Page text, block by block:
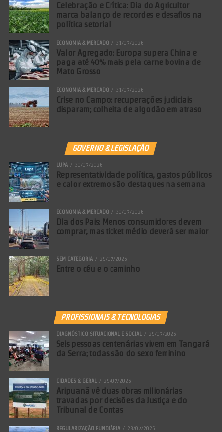
Celebração e Crítica: Dia do Agricultor
marca balanço de recordes e desafios na
política setorial
ECONOMIA & MERCADO 31/07/2026
Valor Agregado: Europa supera China e
paga até 40% mais pela carne bovina de
Mato Grosso
ECONOMIA & MERCADO 31/07/2026
Crise no Campo: recuperações judiciais
disparam; colheita de algodão em atraso
GOVERNO & LEGISLAÇÃO
LUPA 30/07/2026
Representatividade política, gastos públicos
e calor extremo são destaques na semana
ECONOMIA & MERCADO 30/07/2026
Dia dos Pais: Menos consumidores devem
comprar, mas ticket médio deverá ser maior
SEM CATEGORIA 29/07/2026
Entre o céu e o caminho
PROFISSIONAIS & TECNOLOGIAS
DIAGNÓSTICO SITUACIONAL E SOCIAL 29/07/2026
Seis pessoas centenárias vivem em Tangará
da Serra; todas são do sexo feminino
CIDADES & GERAL 29/07/2026
Aripuanã vê duas obras milionárias
travadas por decisões da Justiça e do
Tribunal de Contas
REGULARIZAÇÃO FUNDIÁRIA 28/07/2026